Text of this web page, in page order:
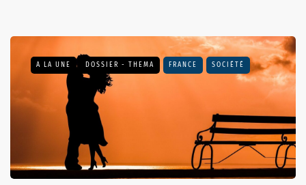
A LA UNE DOSSIER - THEMA FRANCE SOCIÉTÉ